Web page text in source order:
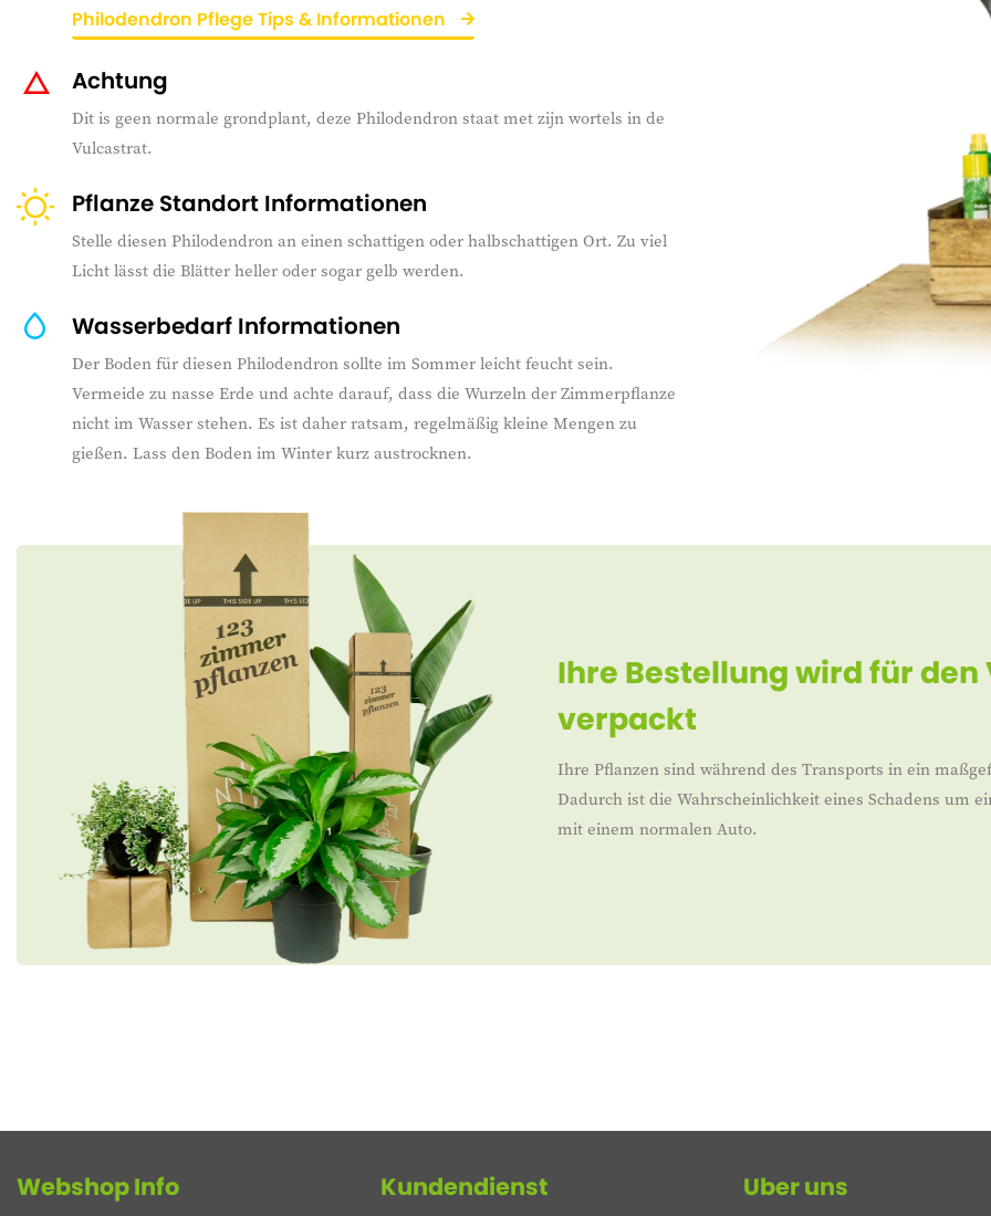
Philodendron Pflege Tips & Informationen
Achtung
Dit is geen normale grondplant, deze Philodendron staat met zijn wortels in de
Vulcastrat.
Pflanze Standort Informationen
Stelle diesen Philodendron an einen schattigen oder halbschattigen Ort. Zu viel
Licht lässt die Blätter heller oder sogar gelb werden.
Wasserbedarf Informationen
Der Boden für diesen Philodendron sollte im Sommer leicht feucht sein.
Vermeide zu nasse Erde und achte darauf, dass die Wurzeln der Zimmerpflanze
nicht im Wasser stehen. Es ist daher ratsam, regelmäßig kleine Mengen zu
gießen. Lass den Boden im Winter kurz austrocknen.
Ihre Bestellung wird für
verpackt
Ihre Pflanzen sind während des Transports in ein
Dadurch ist die Wahrscheinlichkeit eines Schadens um
mit einem normalen Auto.
Webshop Info Kundendienst Uber uns